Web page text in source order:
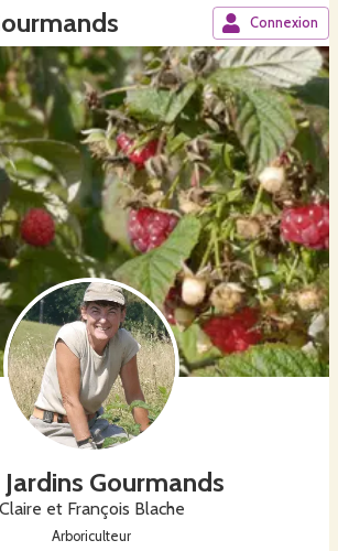
Connexion
Jardins Gourmands
Claire et François Blache
Arboriculteur